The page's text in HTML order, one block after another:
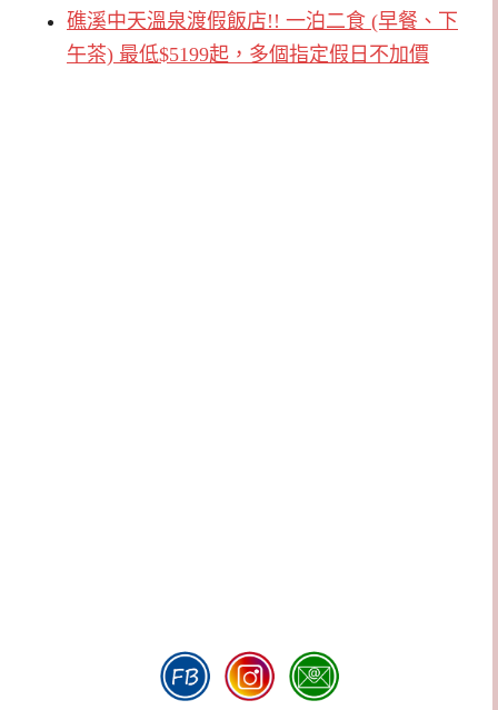
礁溪中天溫泉渡假飯店!! 一泊二食 (早餐、下
午茶) 最低$5199起，多個指定假日不加價